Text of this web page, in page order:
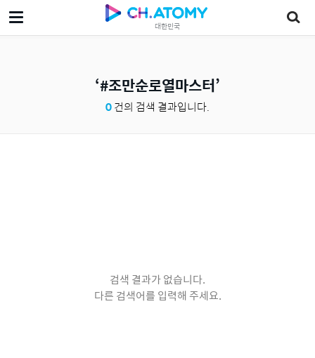
대한민국
#조만순로열마스터
0건의 검색 결과입니다.
검색 결과가 없습니다.
다른 검색어를 입력해 주세요.